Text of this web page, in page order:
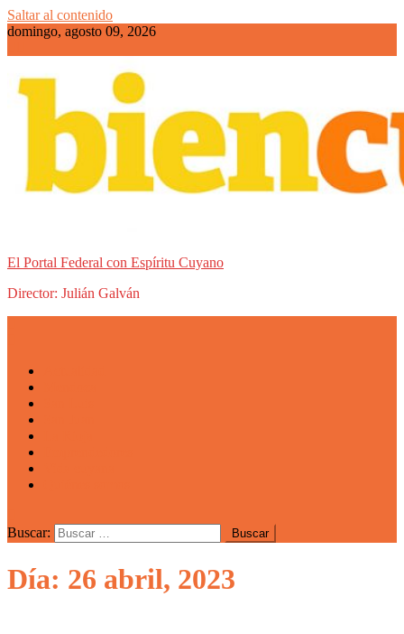
Saltar al contenido
domingo, agosto 09, 2026
El Portal Federal con Espíritu Cuyano
Director: Julián Galván
Buscar:
Día: 26 abril, 2023